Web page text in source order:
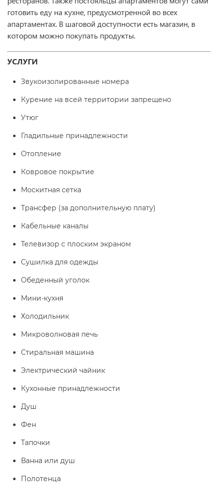
готовить еду на кухне, предусмотренной во всех
апартаментах. В шаговой доступности есть магазин, в
котором можно покупать продукты.
УСЛУГИ
Звукоизолированные номера
Курение на всей территории запрещено
Утюг
Гладильные принадлежности
Отопление
Ковровое покрытие
Москитная сетка
Трансфер (за дополнительную плату)
Кабельные каналы
Телевизор с плоским экраном
Сушилка для одежды
Обеденный уголок
Мини-кухня
Холодильник
Микроволновая печь
Стиральная машина
Электрический чайник
Кухонные принадлежности
Душ
Фен
Тапочки
Ванна или душ
Полотенца